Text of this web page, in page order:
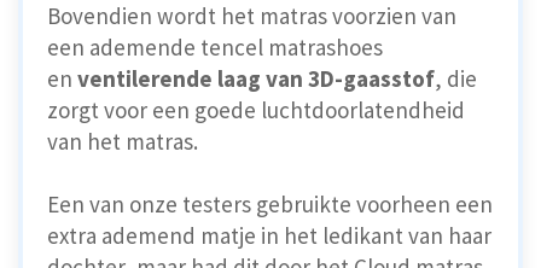
Bovendien wordt het matras voorzien van
een ademende tencel matrashoes
en ventilerende laag van 3D-gaasstof, die
zorgt voor een goede luchtdoorlatendheid
van het matras.
Een van onze testers gebruikte voorheen een
extra ademend matje in het ledikant van haar